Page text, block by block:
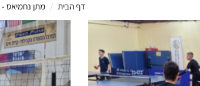
דף הבית מתן נחמיאס